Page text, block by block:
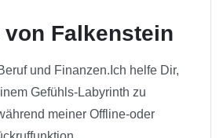
Falkenstein
und Finanzen.Ich helfe Dir,
Gefühls-Labyrinth zu
meiner Offline-oder